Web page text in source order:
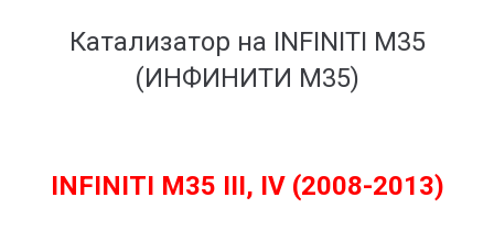
Катализатор на INFINITI M35
(ИНФИНИТИ М35)
INFINITI M35 III, IV (2008-2013)